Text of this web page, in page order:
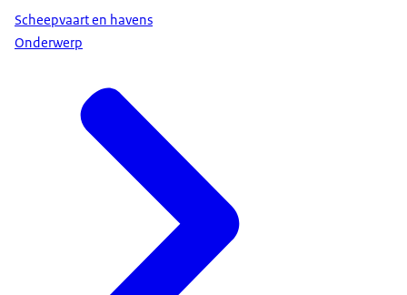
Scheepvaart en havens
Onderwerp